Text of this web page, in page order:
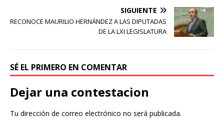
SIGUIENTE
RECONOCE MAURILIO HERNÁNDEZ A LAS DIPUTADAS
DE LA LXI LEGISLATURA
SÉ EL PRIMERO EN COMENTAR
Dejar una contestacion
Tu dirección de correo electrónico no será publicada.